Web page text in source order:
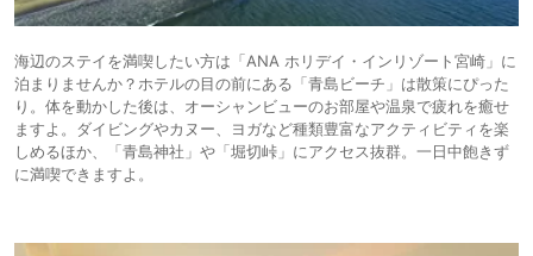
海辺のステイを満喫したい方は「ANA ホリデイ・インリゾート宮崎」に
泊まりませんか？ホテルの目の前にある「青島ビーチ」は散策にぴった
り。体を動かした後は、オーシャンビューのお部屋や温泉で疲れを癒せ
ますよ。ダイビングやカヌー、ヨガなど種類豊富なアクティビティを楽
しめるほか、「青島神社」や「堀切峠」にアクセス抜群。一日中飽きず
に満喫できますよ。